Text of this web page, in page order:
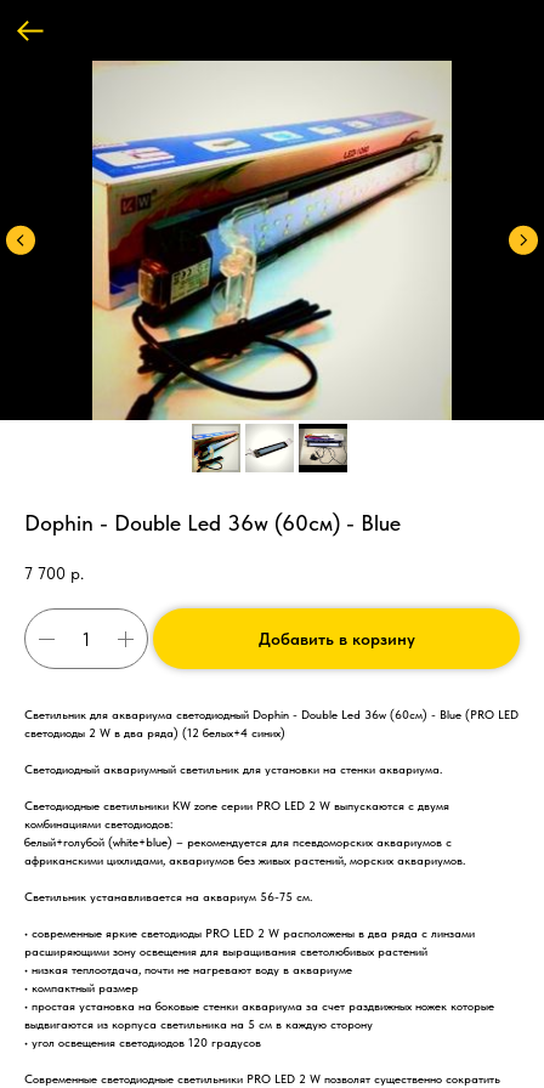
Dophin - Double Led 36w (60см) - Blue
7 700 р.
Добавить в корзину
Светильник для аквариума светодиодный Dophin - Double Led 36w (60см) - Blue (PRO LED
светодиоды 2 W в два ряда) (12 белых+4 синих)
Светодиодный аквариумный светильник для установки на стенки аквариума.
Светодиодные светильники KW zone серии PRO LED 2 W выпускаются с двумя
комбинациями светодиодов:
белый+голубой (white+blue) – рекомендуется для псевдоморских аквариумов с
африканскими цихлидами, аквариумов без живых растений, морских аквариумов.
Светильник устанавливается на аквариум 56-75 см.
• современные яркие светодиоды PRO LED 2 W расположены в два ряда с линзами
расширяющими зону освещения для выращивания светолюбивых растений
• низкая теплоотдача, почти не нагревают воду в аквариуме
• компактный размер
• простая установка на боковые стенки аквариума за счет раздвижных ножек которые
выдвигаются из корпуса светильника на 5 см в каждую сторону
• угол освещения светодиодов 120 градусов
Современные светодиодные светильники PRO LED 2 W позволят существенно сократить